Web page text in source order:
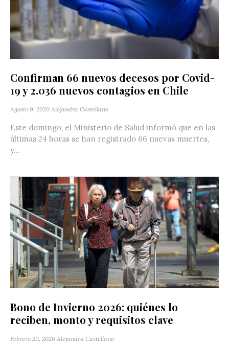
Confirman 66 nuevos decesos por Covid-
19 y 2.036 nuevos contagios en Chile
Agosto 9, 2020 Alejandra Castellano
Este domingo, el Ministerio de Salud informó que en las
últimas 24 horas se han registrado 66 nuevas muertes,
y...
Bono de Invierno 2026: quiénes lo
reciben, monto y requisitos clave
Febrero 20, 2026 Alejandra Castellano